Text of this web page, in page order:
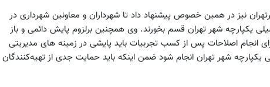
نیز در همین خصوص پیشنهاد داد تا شهرداران و معاونین شهرداری در
یکپارچه شهر تهران قسم بخورند. وی همچنین برلزوم پایش دائمی و باز
انجام اصلاحات پس از کسب تجربیات باید پایشی در زمینه های مدیریتی
شهر تهران انجام شود ضمن اینکه باید حمایت جدی از تهیه‌کنندگان